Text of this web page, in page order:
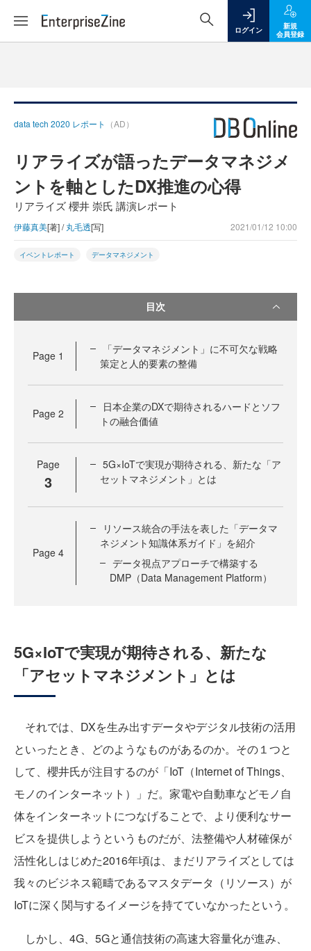
ログイン
新規
会員登録
data tech 2020 レポート （AD）
リアライズが語ったデータマネジメ
ントを軸としたDX推進の心得
リアライズ 櫻井 崇氏 講演レポート
伊藤真美[著] /丸毛透[写] 2021/01/12 10:00
イベントレポート データマネジメント
目次
Page 1
「データマネジメント」に不可欠な戦略
策定と人的要素の整備
Page 2
日本企業のDXで期待されるハードとソフ
トの融合価値
Page
3
5G×IoTで実現が期待される、新たな「ア
セットマネジメント」とは
Page 4
リソース統合の手法を表した「データマ
ネジメント知識体系ガイド」を紹介
データ視点アプローチで構築する
DMP（Data Management Platform）
5G×IoTで実現が期待される、新たな
「アセットマネジメント」とは
それでは、DXを生み出すデータやデジタル技術の活用
といったとき、どのようなものがあるのか。その１つと
して、櫻井氏が注目するのが「IoT（Internet of Things、
モノのインターネット）」だ。家電や自動車などモノ自
体をインターネットにつなげることで、より便利なサー
ビスを提供しようというものだが、法整備や人材確保が
活性化しはじめた2016年頃は、まだリアライズとしては
我々のビジネス範疇であるマスタデータ（リソース）が
IoTに深く関与するイメージを持てていなかったという。
しかし、4G、5Gと通信技術の高速大容量化が進み、